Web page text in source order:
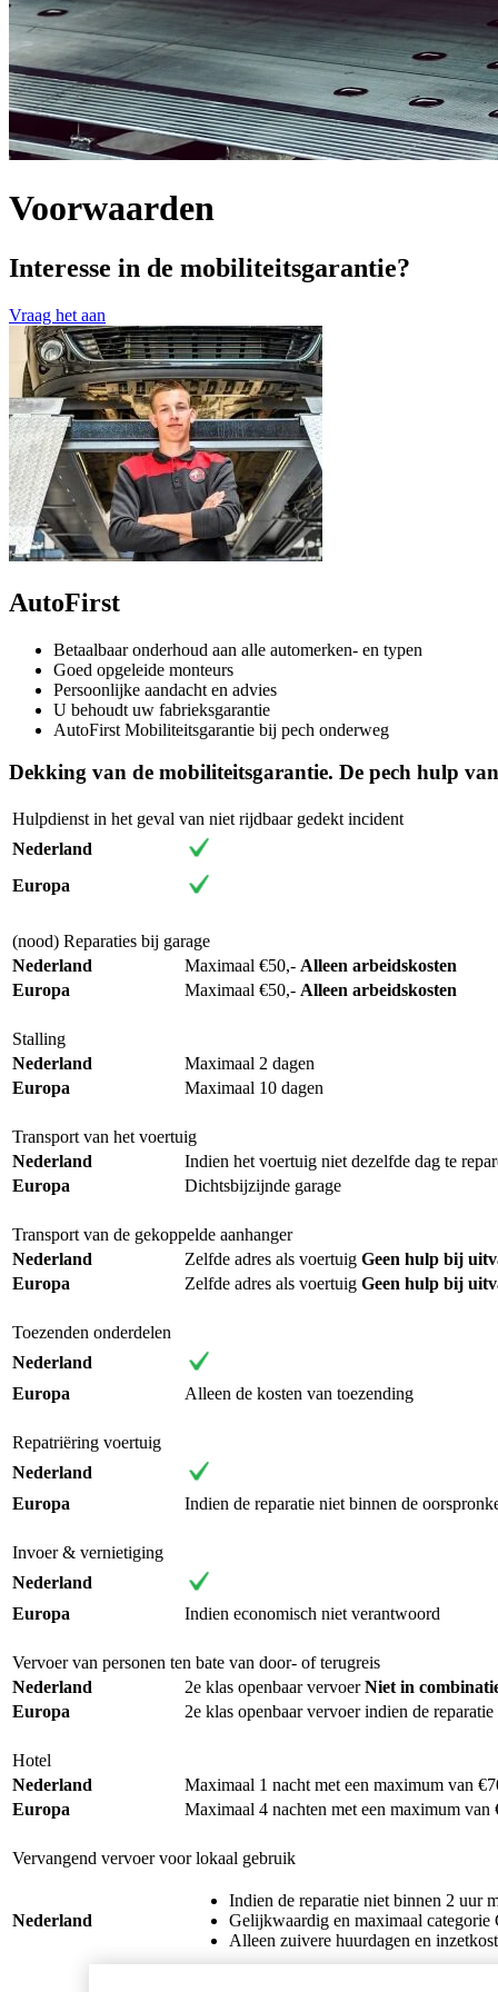
Voorwaarden
Interesse in de mobiliteitsgarantie?
Vraag het aan
AutoFirst
Betaalbaar onderhoud aan alle automerken- en typen
Goed opgeleide monteurs
Persoonlijke aandacht en advies
U behoudt uw fabrieksgarantie
AutoFirst Mobiliteitsgarantie bij pech onderweg
Dekking van de mobiliteitsgarantie. De pech hulp
Hulpdienst in het geval van niet rijdbaar gedekt incident
Nederland
Europa
(nood) Reparaties bij garage
Nederland
Maximaal €50,- Alleen arbeidskosten
Europa
Maximaal €50,- Alleen arbeidskosten
Stalling
Nederland
Maximaal 2 dagen
Europa
Maximaal 10 dagen
Transport van het voertuig
Nederland
Indien het voertuig niet dezelfde dag te
Europa
Dichtsbijzijnde garage
Transport van de gekoppelde aanhanger
Nederland
Zelfde adres als voertuig Geen hulp bij
Europa
Zelfde adres als voertuig Geen hulp bij
Toezenden onderdelen
Nederland
Europa
Alleen de kosten van toezending
Repatriëring voertuig
Nederland
Europa
Indien de reparatie niet binnen de
Invoer & vernietiging
Nederland
Europa
Indien economisch niet verantwoord
Vervoer van personen ten bate van door- of terugreis
Nederland
2e klas openbaar vervoerNiet in
Europa
2e klas openbaar vervoer indien de
Hotel
Nederland
Maximaal 1 nacht met een maximum van
Europa
Maximaal 4 nachten met een maximum
Vervangend vervoer voor lokaal gebruik
Nederland
Indien de reparatie niet binnen 2 uur
Gelijkwaardig en maximaal categorie
Alleen zuivere huurdagen en